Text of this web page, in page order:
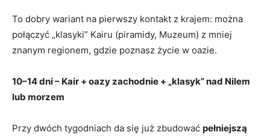
To dobry wariant na pierwszy kontakt z krajem: można
połączyć „klasyki” Kairu (piramidy, Muzeum) z mniej
znanym regionem, gdzie poznasz życie w oazie.
10–14 dni – Kair + oazy zachodnie + „klasyk” nad Nilem
lub morzem
Przy dwóch tygodniach da się już zbudować pełniejszą